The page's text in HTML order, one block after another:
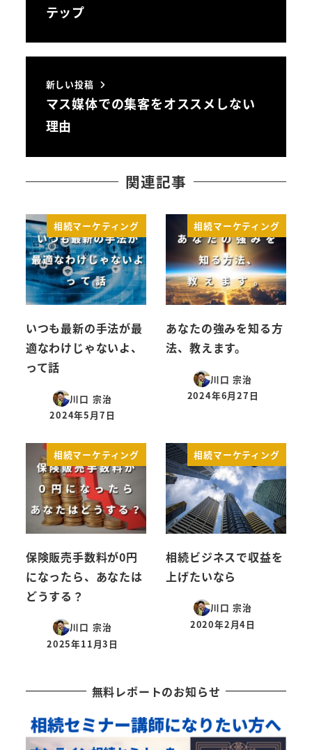
テップ
新しい投稿
マス媒体での集客をオススメしない
理由
関連記事
相続マーケティング
いつも最新の手法が最
適なわけじゃないよ、
って話
川口 宗治
投稿日
2024年5月7日
相続マーケティング
あなたの強みを知る方
法、教えます。
川口 宗治
投稿日
2024年6月27日
相続マーケティング
保険販売手数料が0円
になったら、あなたは
どうする？
川口 宗治
投稿日
2025年11月3日
相続マーケティング
相続ビジネスで収益を
上げたいなら
川口 宗治
投稿日
2020年2月4日
無料レポートのお知らせ